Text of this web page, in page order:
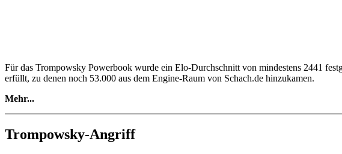
Für das Trompowsky Powerbook wurde ein Elo-Durchschnitt von mindestens 2441
erfüllt, zu denen noch 53.000 aus dem Engine-Raum von Schach.de hinzukamen.
Mehr...
Trompowsky-Angriff